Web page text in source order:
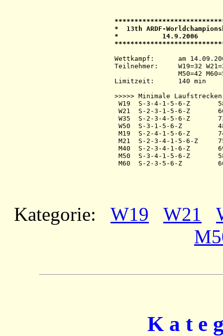
*  13th ARDF-
*           14.9.2006
Wettkampf:  	am 14.09.2006   ab 9.00 Uhr   im 2-m-Band
Teilnehmer: 	W19=32 W21=21 W35=29 W50=20 M19=42 M21=52 M40=53
Limitzeit:  	140 min
>>>>> Minimale Laufstrecken
W19  S-3-4-1-5-6-Z
W21  S-2-3-1-5-6-Z
W35  S-2-3-4-5-6-Z
W50  S-3-1-5-6-Z
M19  S-2-4-1-5-6-Z
M21  S-2-3-4-1-5-6-Z
M40  S-2-3-4-1-6-Z
M50  S-3-4-1-5-6-Z
M60  S-2-3-5-6-Z
Kategorie: W19 W21
K a t e